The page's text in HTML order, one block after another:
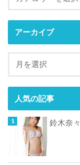
アーカイブ
人気の記事
鈴木奈